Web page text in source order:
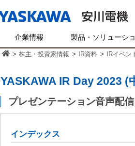
企業情報 製品・ソリューシ
> 株主・投資家情報 > IR資料 > IRイベン
YASKAWA IR Day 2023 (
プレゼンテーション音声配信
インデックス